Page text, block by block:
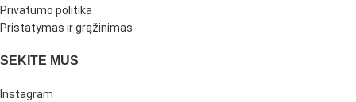
Privatumo politika
Pristatymas ir grąžinimas
SEKITE MUS
Instagram